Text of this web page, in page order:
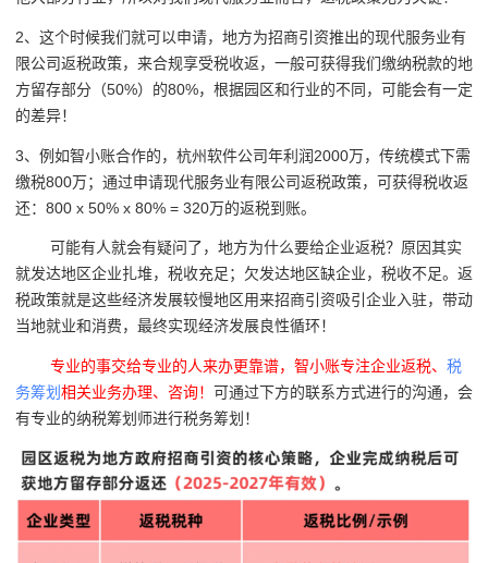
2、这个时候我们就可以申请， 地方为招商引资推出的现代服务业有
限公司返税政策，来合规享受税收返，一般可获得我们缴纳税款的地
方留存部分（50%）的80%，根据园区和行业的不同，可能会有一定
的差异！
3、例如智小账合作的，杭州软件公司年利润2000万，传统模式下需
缴税800万；通过申请现代服务业有限公司返税政策，可获得税收返
还：800 x 50% x 80% = 320万的返税到账。
可能有人就会有疑问了，地方为什么要给企业返税？原因其实
就发达地区企业扎堆，税收充足；欠发达地区缺企业，税收不足。返
税政策就是这些经济发展较慢地区用来招商引资吸引企业入驻，带动
当地就业和消费，最终实现经济发展良性循环！
专业的事交给专业的人来办更靠谱，智小账专注企业返税、 税
务筹划 相关业务办理、咨询！ 可通过下方的联系方式进行的沟通，会
有专业的纳税筹划师进行税务筹划！